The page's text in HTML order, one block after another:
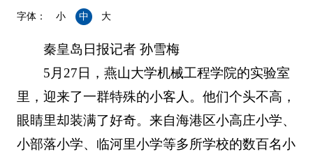
字体： 小 中 大
秦皇岛日报记者 孙雪梅
5月27日，燕山大学机械工程学院的实验室
里，迎来了一群特殊的小客人。他们个头不高，
眼睛里却装满了好奇。来自海港区小高庄小学、
小部落小学、临河里小学等多所学校的数百名小